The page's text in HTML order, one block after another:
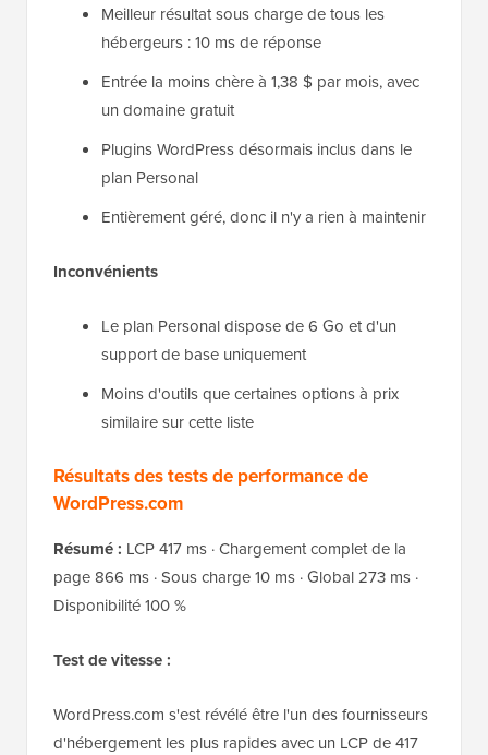
Meilleur résultat sous charge de tous les
hébergeurs : 10 ms de réponse
Entrée la moins chère à 1,38 $ par mois, avec
un domaine gratuit
Plugins WordPress désormais inclus dans le
plan Personal
Entièrement géré, donc il n'y a rien à maintenir
Inconvénients
Le plan Personal dispose de 6 Go et d'un
support de base uniquement
Moins d'outils que certaines options à prix
similaire sur cette liste
Résultats des tests de performance de
WordPress.com
Résumé : LCP 417 ms · Chargement complet de la
page 866 ms · Sous charge 10 ms · Global 273 ms ·
Disponibilité 100 %
Test de vitesse :
WordPress.com s'est révélé être l'un des fournisseurs
d'hébergement les plus rapides avec un LCP de 417